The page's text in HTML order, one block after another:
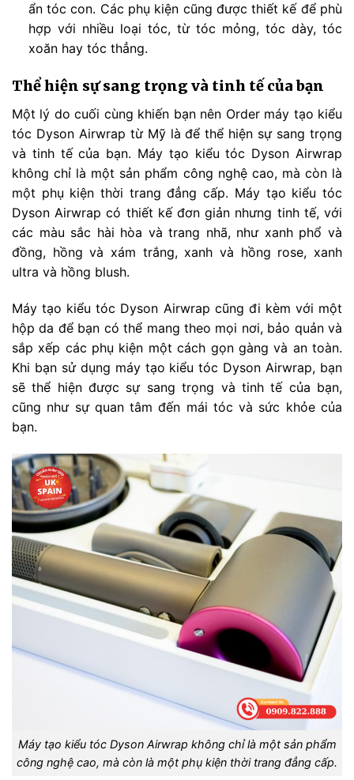
ẩn tóc con. Các phụ kiện cũng được thiết kế để phù
hợp với nhiều loại tóc, từ tóc mỏng, tóc dày, tóc
xoăn hay tóc thẳng.
Thể hiện sự sang trọng và tinh tế của bạn
Một lý do cuối cùng khiến bạn nên Order máy tạo kiểu
tóc Dyson Airwrap từ Mỹ là để thể hiện sự sang trọng
và tinh tế của bạn. Máy tạo kiểu tóc Dyson Airwrap
không chỉ là một sản phẩm công nghệ cao, mà còn là
một phụ kiện thời trang đẳng cấp. Máy tạo kiểu tóc
Dyson Airwrap có thiết kế đơn giản nhưng tinh tế, với
các màu sắc hài hòa và trang nhã, như xanh phổ và
đồng, hồng và xám trắng, xanh và hồng rose, xanh
ultra và hồng blush.
Máy tạo kiểu tóc Dyson Airwrap cũng đi kèm với một
hộp da để bạn có thể mang theo mọi nơi, bảo quản và
sắp xếp các phụ kiện một cách gọn gàng và an toàn.
Khi bạn sử dụng máy tạo kiểu tóc Dyson Airwrap, bạn
sẽ thể hiện được sự sang trọng và tinh tế của bạn,
cũng như sự quan tâm đến mái tóc và sức khỏe của
bạn.
Máy tạo kiểu tóc Dyson Airwrap không chỉ là một sản phẩm
công nghệ cao, mà còn là một phụ kiện thời trang đẳng cấp.